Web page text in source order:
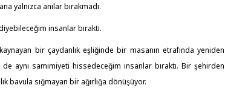
yalnızca anılar bırakmadı.
insanlar bıraktı.
bir çaydanlık eşliğinde bir masanın etrafında yeniden
aynı samimiyeti hissedeceğim insanlar bıraktı. Bir şehirden
bavula sığmayan bir ağırlığa dönüşüyor.